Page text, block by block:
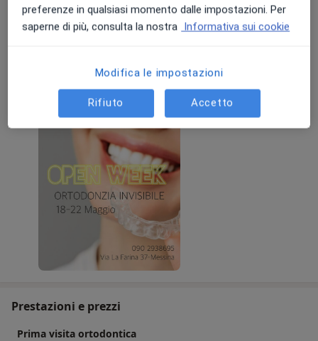
Sogni un sorriso più armonioso ma senza
apparecchi visibili? Questa è la tua occasione!
Per una settimana dedicata all’ortodonzia
invisibile, ti aspettiamo per:
- Visita specialistica senza impegno
- Scansione digitale del tuo nuovo sorriso
- Valutazione personalizzata del trattamento con
allineatori trasparenti
Prenota il tuo appuntamento su mio dottore o a
questo numero 090 2938695
Leggi di più
08/05/2026
Prestazioni e prezzi
Prima visita ortodontica
preferenze in qualsiasi momento dalle impostazioni. Per
saperne di più, consulta la nostra Informativa sui cookie
Modifica le impostazioni
Rifiuto Accetto